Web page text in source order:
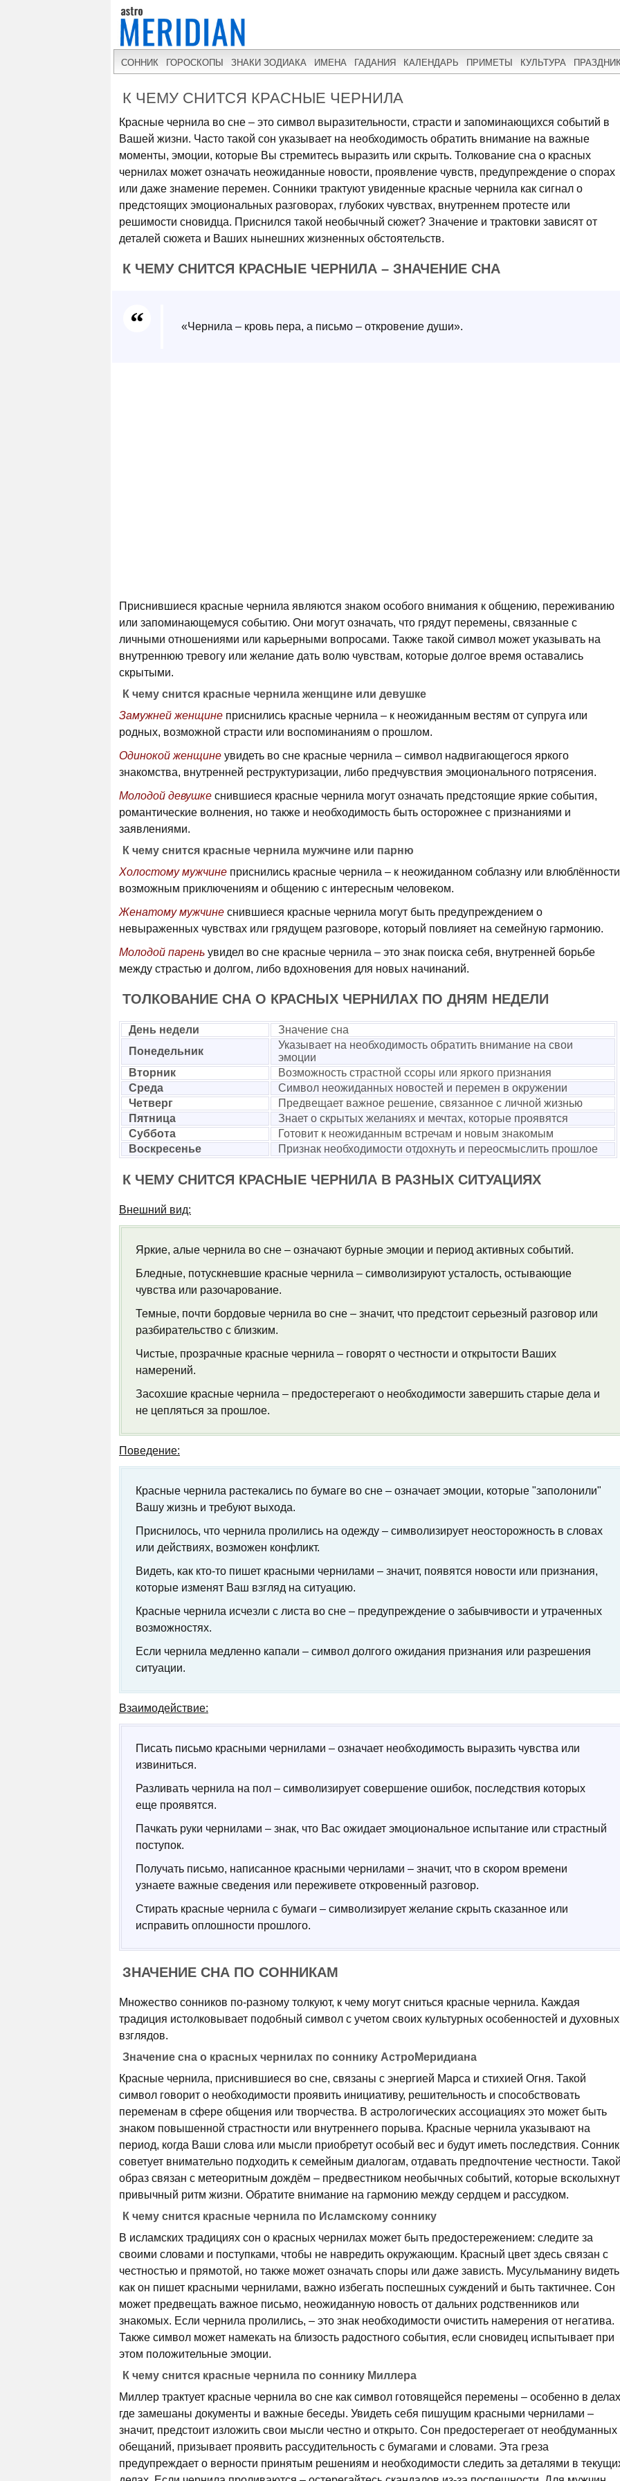
СОННИК ГОРОСКОПЫ ЗНАКИ ЗОДИАКА ИМЕНА ГАДАНИЯ КАЛЕНДАРЬ ПРИМЕТЫ КУЛЬТУРА
К ЧЕМУ СНИТСЯ КРАСНЫЕ ЧЕРНИЛА
Красные чернила во сне – это символ выразительности, страсти и запоминающихся событий в
Вашей жизни. Часто такой сон указывает на необходимость обратить внимание на важные
моменты, эмоции, которые Вы стремитесь выразить или скрыть. Толкование сна о красных
чернилах может означать неожиданные новости, проявление чувств, предупреждение о спорах
или даже знамение перемен. Сонники трактуют увиденные красные чернила как сигнал о
предстоящих эмоциональных разговорах, глубоких чувствах, внутреннем протесте или
решимости сновидца. Приснился такой необычный сюжет? Значение и трактовки зависят от
деталей сюжета и Ваших нынешних жизненных обстоятельств.
К ЧЕМУ СНИТСЯ КРАСНЫЕ ЧЕРНИЛА – ЗНАЧЕНИЕ СНА
«Чернила – кровь пера, а письмо – откровение души».
Приснившиеся красные чернила являются знаком особого внимания к общению, переживанию
или запоминающемуся событию. Они могут означать, что грядут перемены, связанные с
личными отношениями или карьерными вопросами. Также такой символ может указывать на
внутреннюю тревогу или желание дать волю чувствам, которые долгое время оставались
скрытыми.
К чему снится красные чернила женщине или девушке
Замужней женщине приснились красные чернила – к неожиданным вестям от супруга или
родных, возможной страсти или воспоминаниям о прошлом.
Одинокой женщине увидеть во сне красные чернила – символ надвигающегося яркого
знакомства, внутренней реструктуризации, либо предчувствия эмоционального потрясения.
Молодой девушке снившиеся красные чернила могут означать предстоящие яркие события,
романтические волнения, но также и необходимость быть осторожнее с признаниями и
заявлениями.
К чему снится красные чернила мужчине или парню
Холостому мужчине приснились красные чернила – к неожиданном соблазну или
возможным приключениям и общению с интересным человеком.
Женатому мужчине снившиеся красные чернила могут быть предупреждением о
невыраженных чувствах или грядущем разговоре, который повлияет на семейную гармонию.
Молодой парень увидел во сне красные чернила – это знак поиска себя, внутренней борьбе
между страстью и долгом, либо вдохновения для новых начинаний.
ТОЛКОВАНИЕ СНА О КРАСНЫХ ЧЕРНИЛАХ ПО ДНЯМ НЕДЕЛИ
День недели
Значение сна
Понедельник
Указывает на необходимость обратить внимание на свои
эмоции
Вторник
Возможность страстной ссоры или яркого признания
Среда
Символ неожиданных новостей и перемен в окружении
Четверг
Предвещает важное решение, связанное с личной жизнью
Пятница
Знает о скрытых желаниях и мечтах, которые проявятся
Суббота
Готовит к неожиданным встречам и новым знакомым
Воскресенье
Признак необходимости отдохнуть и переосмыслить прошлое
К ЧЕМУ СНИТСЯ КРАСНЫЕ ЧЕРНИЛА В РАЗНЫХ СИТУАЦИЯХ
Внешний вид:
Яркие, алые чернила во сне – означают бурные эмоции и период активных событий.
Бледные, потускневшие красные чернила – символизируют усталость, остывающие
чувства или разочарование.
Темные, почти бордовые чернила во сне – значит, что предстоит серьезный разговор или
разбирательство с близким.
Чистые, прозрачные красные чернила – говорят о честности и открытости Ваших
намерений.
Засохшие красные чернила – предостерегают о необходимости завершить старые дела и
не цепляться за прошлое.
Поведение:
Красные чернила растекались по бумаге во сне – означает эмоции, которые "заполонили"
Вашу жизнь и требуют выхода.
Приснилось, что чернила пролились на одежду – символизирует неосторожность в словах
или действиях, возможен конфликт.
Видеть, как кто-то пишет красными чернилами – значит, появятся новости или признания,
которые изменят Ваш взгляд на ситуацию.
Красные чернила исчезли с листа во сне – предупреждение о забывчивости и утраченных
возможностях.
Если чернила медленно капали – символ долгого ожидания признания или разрешения
ситуации.
Взаимодействие:
Писать письмо красными чернилами – означает необходимость выразить чувства или
извиниться.
Разливать чернила на пол – символизирует совершение ошибок, последствия которых
еще проявятся.
Пачкать руки чернилами – знак, что Вас ожидает эмоциональное испытание или страстный
поступок.
Получать письмо, написанное красными чернилами – значит, что в скором времени
узнаете важные сведения или переживете откровенный разговор.
Стирать красные чернила с бумаги – символизирует желание скрыть сказанное или
исправить оплошности прошлого.
ЗНАЧЕНИЕ СНА ПО СОННИКАМ
Множество сонников по-разному толкуют, к чему могут сниться красные чернила. Каждая
традиция истолковывает подобный символ с учетом своих культурных особенностей и духовных
взглядов.
Значение сна о красных чернилах по соннику АстроМеридиана
Красные чернила, приснившиеся во сне, связаны с энергией Марса и стихией Огня. Такой
символ говорит о необходимости проявить инициативу, решительность и способствовать
переменам в сфере общения или творчества. В астрологических ассоциациях это может быть
знаком повышенной страстности или внутреннего порыва. Красные чернила указывают на
период, когда Ваши слова или мысли приобретут особый вес и будут иметь последствия. Сонник
советует внимательно подходить к семейным диалогам, отдавать предпочтение честности.
образ связан с метеоритным дождём – предвестником необычных событий, которые всколыхнут
привычный ритм жизни. Обратите внимание на гармонию между сердцем и рассудком.
К чему снится красные чернила по Исламскому соннику
В исламских традициях сон о красных чернилах может быть предостережением: следите за
своими словами и поступками, чтобы не навредить окружающим. Красный цвет здесь связан с
честностью и прямотой, но также может означать споры или даже зависть. Мусульманину
как он пишет красными чернилами, важно избегать поспешных суждений и быть тактичнее. Сон
может предвещать важное письмо, неожиданную новость от дальних родственников или
знакомых. Если чернила пролились, – это знак необходимости очистить намерения от негатива.
Также символ может намекать на близость радостного события, если сновидец испытывает при
этом положительные эмоции.
К чему снится красные чернила по соннику Миллера
Миллер трактует красные чернила во сне как символ готовящейся перемены – особенно в
где замешаны документы и важные беседы. Увидеть себя пишущим красными чернилами –
значит, предстоит изложить свои мысли честно и открыто. Сон предостерегает от необдуманных
обещаний, призывает проявить рассудительность с бумагами и словами. Эта греза
предупреждает о верности принятым решениям и необходимости следить за деталями в